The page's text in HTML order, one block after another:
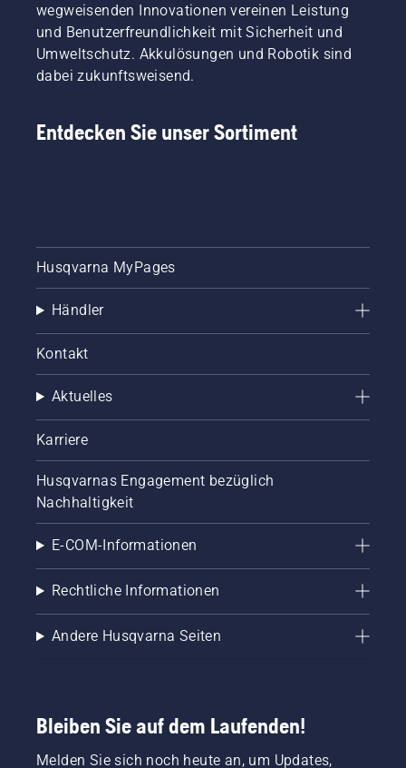
Lebensdauer
von
Schwert
und
Sie die
wie Sie
überprüfen
können,
Kettenschmiersystem
Prüfen
Sie
zuerst
Ölstand.
Starten
Sie Ihre
Motorsäge
und
Sie
dass die
Kettenbremse
Drehzahl
Motorsägenmotors
diesem
Video
gezeigt.
wegweisenden Innovationen vereinen Leistung
und Benutzerfreundlichkeit mit Sicherheit und
Umweltschutz. Akkulösungen und Robotik sind
dabei zukunftsweisend.
Entdecken Sie unser Sortiment
Husqvarna MyPages
Händler
Kontakt
Aktuelles
Karriere
Husqvarnas Engagement bezüglich
Nachhaltigkeit
E-COM-Informationen
Rechtliche Informationen
Andere Husqvarna Seiten
Bleiben Sie auf dem Laufenden!
Melden Sie sich noch heute an, um Updates,